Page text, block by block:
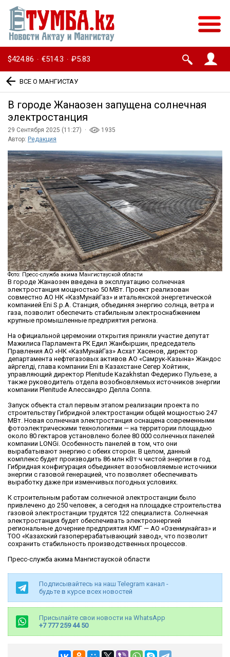
$424.86 · €514.3 · ₽5.83
ВСЕ О МАНГИСТАУ
В городе Жанаозен запущена солнечная
электростанция
29 Сентября 2025 (11:27) ·
1935
Автор: Редакция
Фото: Пресс-служба акима Мангистауской области
В городе Жанаозен введена в эксплуатацию солнечная
электростанция мощностью 50 МВт. Проект реализован
совместно АО НК «КазМунайГаз» и итальянской энергетической
компанией Eni S.p.A. Станция, объединяя энергию солнца, ветра и
газа, позволит обеспечить стабильным электроснабжением
крупные промышленные предприятия региона.
На официальной церемонии открытия приняли участие депутат
Мажилиса Парламента РК Едил Жанбыршин, председатель
Правления АО «НК «КазМунайГаз» Асхат Хасенов, директор
департамента нефтегазовых активов АО «Самрук-Казына» Жандос
Қайргелді, глава компании Eni в Казахстане Сегер Хойтинк,
управляющий директор Plenitude Kazakhstan Федерико Пульезе, а
также руководитель отдела возобновляемых источников энергии
компании Plenitude Алессандро Делла Соппа.
Запуск объекта стал первым этапом реализации проекта по
строительству Гибридной электростанции общей мощностью 247
МВт. Новая солнечная электростанция оснащена современными
фотоэлектрическими технологиями — на территории площадью
около 80 гектаров установлено более 80 000 солнечных панелей
компании LONGi. Особенность панелей в том, что они
вырабатывают энергию с обеих сторон. В целом, данный
комплекс будет производить 86 млн кВт·ч чистой энергии в год.
Гибридная конфигурация объединяет возобновляемые источники
энергии с газовой генерацией, что позволяет обеспечивать
выработку даже при изменчивых погодных условиях.
К строительным работам солнечной электростанции было
привлечено до 250 человек, а сегодня на площадке строительства
газовой электростанции трудятся 122 специалиста. Солнечная
электростанция будет обеспечивать электроэнергией
региональные дочерние предприятия КМГ — АО «Озенмунайгаз» и
ТОО «Казахский газоперерабатывающий завод», что позволит
сохранить стабильность производственных процессов.
Пресс-служба акима Мангистауской области
Подписывайтесь на наш Telegram канал -
будьте в курсе всех новостей
Присылайте свои новости на WhatsApp
+7 777 259 44 50